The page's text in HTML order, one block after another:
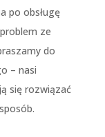
po obsługę
ze
do
– nasi
się rozwiązać